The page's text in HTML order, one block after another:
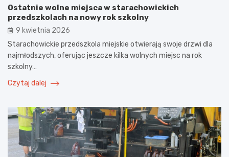
Ostatnie wolne miejsca w starachowickich
przedszkolach na nowy rok szkolny
9 kwietnia 2026
Starachowickie przedszkola miejskie otwierają swoje drzwi dla
najmłodszych, oferując jeszcze kilka wolnych miejsc na rok
szkolny…
Czytaj dalej